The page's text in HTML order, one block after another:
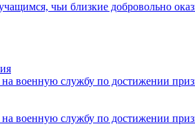
чьи близкие добровольно
военную службу по достижении
военную службу по достижении